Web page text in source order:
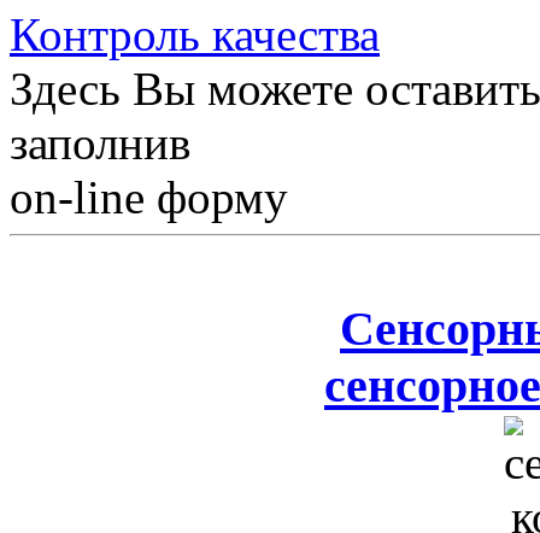
Контроль качества
Здесь Вы можете
заполнив
on-line форму